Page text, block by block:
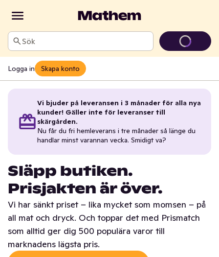
Sök
Logga in Skapa konto
Vi bjuder på leveransen i 3 månader för alla nya
kunder! Gäller inte för leveranser till
skärgården.
Nu får du fri hemleverans i tre månader så länge du
handlar minst varannan vecka. Smidigt va?
Släpp butiken.
Prisjakten är över.
Vi har sänkt priset – lika mycket som momsen – på
all mat och dryck. Och toppar det med Prismatch
som alltid ger dig 500 populära varor till
marknadens lägsta pris.